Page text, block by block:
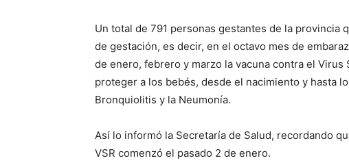
Un total de 791 personas gestantes de la provincia
de gestación, es decir, en el octavo mes de
de enero, febrero y marzo la vacuna contra el
proteger a los bebés, desde el nacimiento y hasta
Bronquiolitis y la Neumonía.
Así lo informó la Secretaría de Salud, recordando
VSR comenzó el pasado 2 de enero.